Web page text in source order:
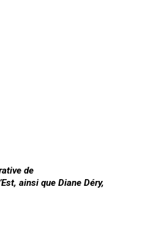
de
ainsi que Diane Déry,